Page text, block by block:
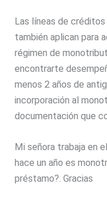
Las líneas de
también aplican para
régimen de
encontrarte
menos 2 años de
incorporación al
documentación que
Mi señora trabaja en
hace un año es
préstamo?. Gracias